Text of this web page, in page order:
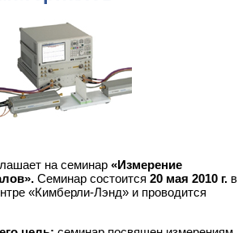
на семинар «Измерение
Семинар состоится 20 мая 2010 г. в
«Кимберли-Лэнд» и проводится